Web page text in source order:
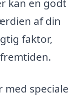
kan en godt
af din
faktor,
speciale